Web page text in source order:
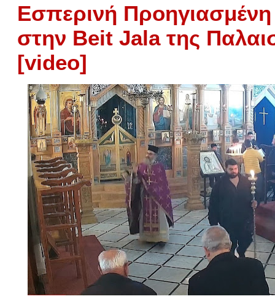
Εσπερινή Προηγιασμένη
στην Beit Jala της
[video]